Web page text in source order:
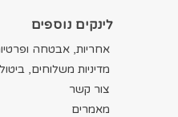
לינקים נוספים
אחריות, אבטחה
מדיניות משלוחים,
צור קשר
מאמרים